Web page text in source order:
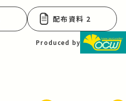
配布資料 2
Produced by